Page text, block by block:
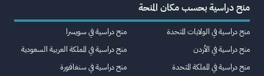
منح دراسية بحسب مكان المنحة
منح دراسية في الولايات المتحدة
منح دراسية في الأردن
منح دراسية في المملكة المتحدة
منح دراسية في سويسرا
منح دراسية في المملكة العربية السعودية
منح دراسية في سنغافورة